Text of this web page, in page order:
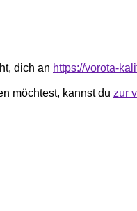
dich an https://vorota-
möchtest, kannst du zur